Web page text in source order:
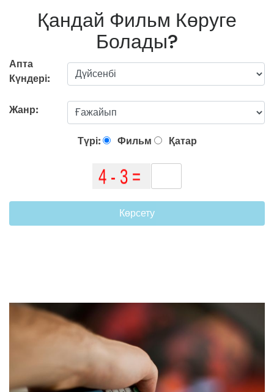
Қандай Фильм Көруге
Болады?
Апта
Күндері:
Жанр:
Түрі: Фильм Қатар
Көрсету